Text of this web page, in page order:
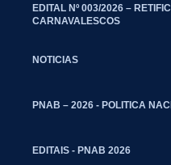
EDITAL Nº 003/2026 –
CARNAVALESCOS
NOTICIAS
PNAB – 2026 - POLITICA
EDITAIS - PNAB 2026